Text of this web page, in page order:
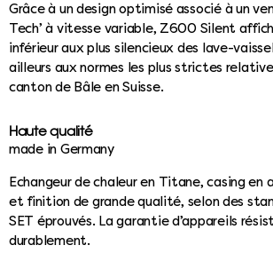
Grâce à un design optimisé associé à un
Tech’ à vitesse variable, Z600 Silent
inférieur aux plus silencieux des lave-
ailleurs aux normes les plus strictes
canton de Bâle en Suisse.
Haute qualité
made in Germany
Echangeur de chaleur en Titane, casing en
et finition de grande qualité, selon des
SET éprouvés. La garantie d’appareils
durablement.